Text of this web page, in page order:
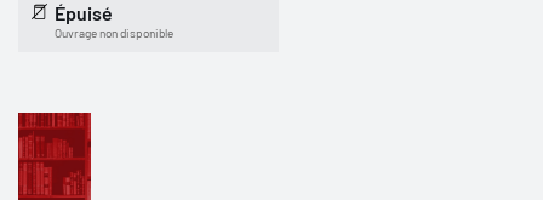
Épuisé
Ouvrage non disponible